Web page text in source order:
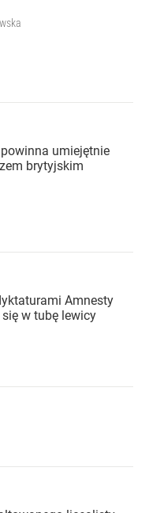
umiejętnie
brytyjskim
Amnesty
w tubę lewicy